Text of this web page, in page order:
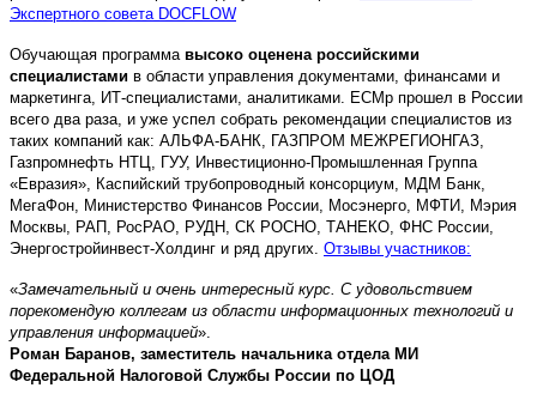
Экспертного совета DOCFLOW
Обучающая программа высоко оценена российскими
специалистами в области управления документами, финансами и
маркетинга, ИТ-специалистами, аналитиками. ECMp прошел в России
всего два раза, и уже успел собрать рекомендации специалистов из
таких компаний как: АЛЬФА-БАНК, ГАЗПРОМ МЕЖРЕГИОНГАЗ,
Газпромнефть НТЦ, ГУУ, Инвестиционно-Промышленная Группа
«Евразия», Каспийский трубопроводный консорциум, МДМ Банк,
МегаФон, Министерство Финансов России, Мосэнерго, МФТИ, Мэрия
Москвы, РАП, РосРАО, РУДН, СК РОСНО, ТАНЕКО, ФНС России,
Энергостройинвест-Холдинг и ряд других. Отзывы участников:
«Замечательный и очень интересный курс. С удовольствием
порекомендую коллегам из области информационных технологий и
управления информацией».
Роман Баранов, заместитель начальника отдела МИ
Федеральной Налоговой Службы России по ЦОД